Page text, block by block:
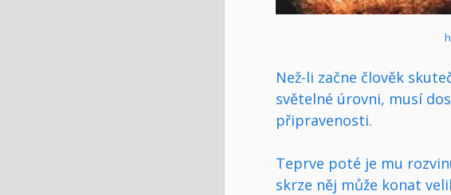
Než-li začne člověk
světelné úrovni, musí
připravenosti.
Teprve poté je mu
skrze něj může konat